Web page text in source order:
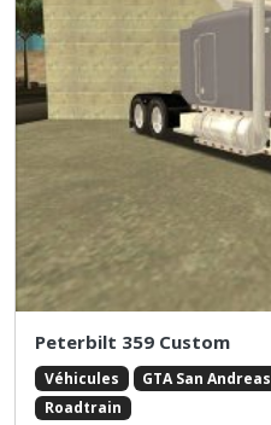
Peterbilt 359 Custom
Véhicules GTA San Andreas
Roadtrain